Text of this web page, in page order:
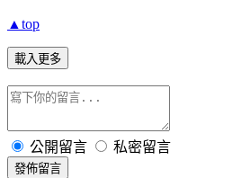
▲top
載入更多
公開留言 私密留言
發佈留言